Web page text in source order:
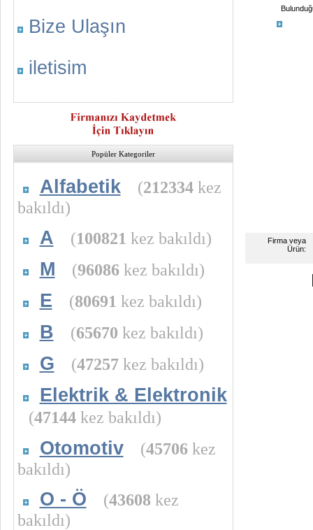
Bize Ulaşın
iletisim
Popüler Kategoriler
Alfabetik (212334kez
bakıldı)
A (100821 kez bakıldı)
M (96086 kez bakıldı)
E (80691 kez bakıldı)
B (65670 kez bakıldı)
G (47257kez bakıldı)
Elektrik & Elektronik
(47144kez bakıldı)
Otomotiv (45706 kez
bakıldı)
O - Ö (43608 kez
bakıldı)
Firma veya
Ürün: